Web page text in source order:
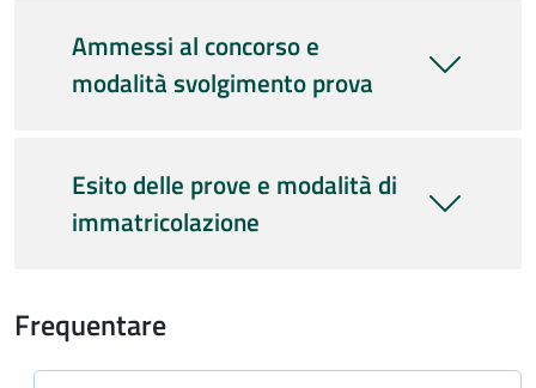
Ammessi al concorso e
modalità svolgimento prova
Esito delle prove e modalità di
immatricolazione
Frequentare